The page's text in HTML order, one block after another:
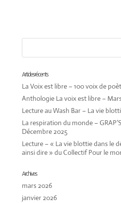
Articles récents
La Voix est libre – 100 voix de
Anthologie La voix est libre –
Lecture au Wash Bar – La vie
La respiration du monde –
Décembre 2025
Lecture – « La vie blottie dans le
ainsi dire » du Collectif Pour le
Archives
mars 2026
janvier 2026